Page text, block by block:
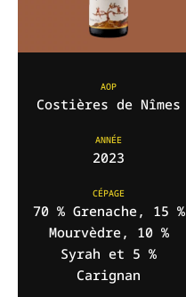
AOP
Costières de Nîmes
ANNÉE
2023
CÉPAGE
70 % Grenache, 15 %
Mourvèdre, 10 %
Syrah et 5 %
Carignan